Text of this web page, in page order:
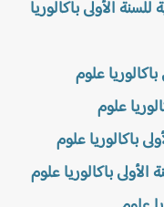
الأولى باكالوريا
علوم
علوم
علوم
باكالوريا علوم